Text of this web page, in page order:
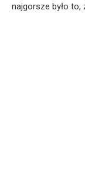
najgorsze było to,